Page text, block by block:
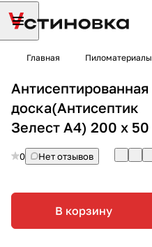
Главная Пиломатериалы
Антисептированная
доска(Антисептик
Зелест А4) 200 х 50
0 Нет отзывов
В корзину